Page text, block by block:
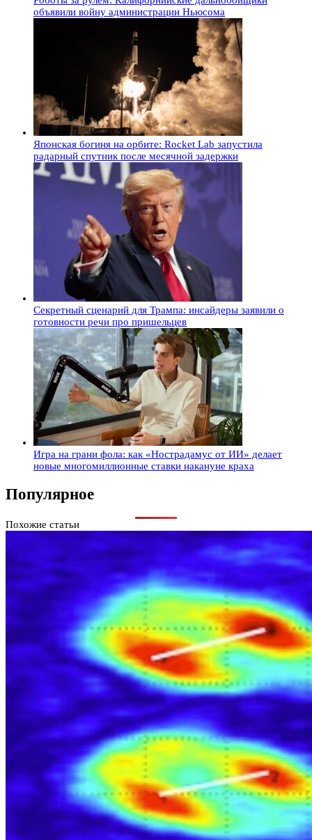
объявили войну администрации Ньюсома
Японская богиня на орбите: Rocket Lab запустила
радарный спутник после месячной задержки
Секретный сценарий для Трампа: инсайдеры заявили о
готовности речи про пришельцев
Игра на грани фола: как «Нострадамус от ИИ» делает
новые многомиллионные ставки накануне краха
Популярное
Похожие статьи